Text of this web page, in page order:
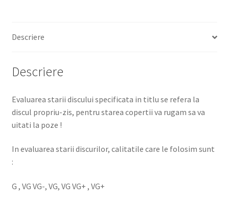
Descriere
Descriere
Evaluarea starii discului specificata in titlu se refera la
discul propriu-zis, pentru starea copertii va rugam sa va
uitati la poze !
In evaluarea starii discurilor, calitatile care le folosim sunt
:
G , VG VG-, VG, VG VG+ , VG+